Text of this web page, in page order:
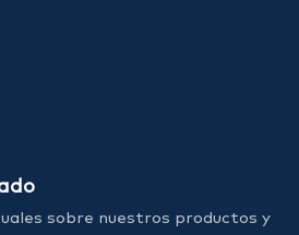
sobre nuestros productos y